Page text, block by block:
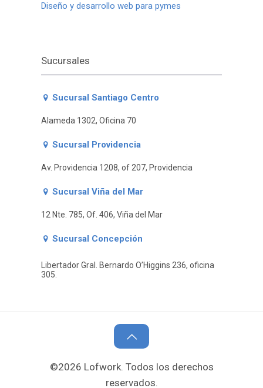
Diseño y desarrollo web para pymes
Sucursales
Sucursal Santiago Centro
Alameda 1302, Oficina 70
Sucursal Providencia
Av. Providencia 1208, of 207, Providencia
Sucursal Viña del Mar
12 Nte. 785, Of. 406, Viña del Mar
Sucursal Concepción
Libertador Gral. Bernardo O’Higgins 236, oficina
305.
©2026 Lofwork. Todos los derechos
reservados.